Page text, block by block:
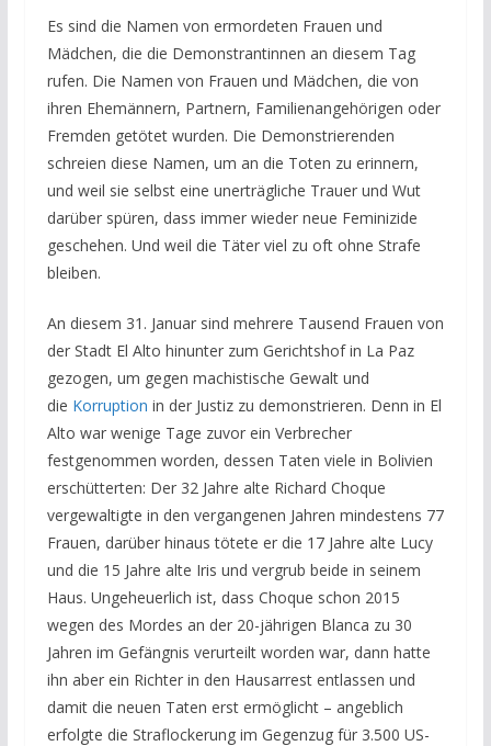
Es sind die Namen von ermordeten Frauen und
Mädchen, die die Demonstrantinnen an diesem Tag
rufen. Die Namen von Frauen und Mädchen, die von
ihren Ehemännern, Partnern, Familienangehörigen oder
Fremden getötet wurden. Die Demonstrierenden
schreien diese Namen, um an die Toten zu erinnern,
und weil sie selbst eine unerträgliche Trauer und Wut
darüber spüren, dass immer wieder neue Feminizide
geschehen. Und weil die Täter viel zu oft ohne Strafe
bleiben.
An diesem 31. Januar sind mehrere Tausend Frauen von
der Stadt El Alto hinunter zum Gerichtshof in La Paz
gezogen, um gegen machistische Gewalt und
die Korruption in der Justiz zu demonstrieren. Denn in El
Alto war wenige Tage zuvor ein Verbrecher
festgenommen worden, dessen Taten viele in Bolivien
erschütterten: Der 32 Jahre alte Richard Choque
vergewaltigte in den vergangenen Jahren mindestens 77
Frauen, darüber hinaus tötete er die 17 Jahre alte Lucy
und die 15 Jahre alte Iris und vergrub beide in seinem
Haus. Ungeheuerlich ist, dass Choque schon 2015
wegen des Mordes an der 20-jährigen Blanca zu 30
Jahren im Gefängnis verurteilt worden war, dann hatte
ihn aber ein Richter in den Hausarrest entlassen und
damit die neuen Taten erst ermöglicht – angeblich
erfolgte die Straflockerung im Gegenzug für 3.500 US-